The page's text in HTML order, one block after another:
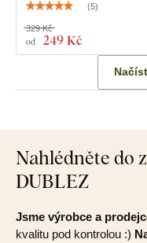
(5)
od 249 Kč
329 Kč
Nahlédněte do
DUBLEZ
Jsme výrobce a
kvalitu pod kontrolou :)